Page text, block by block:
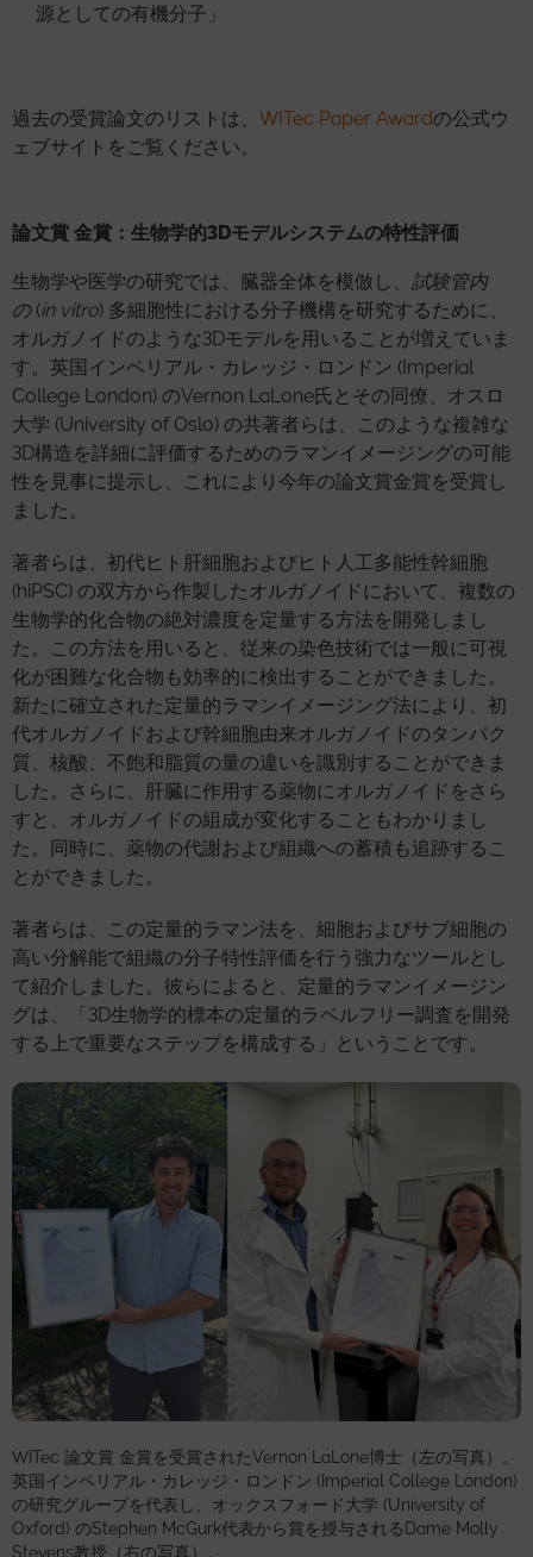
源としての有機分子」
過去の受賞論文のリストは、 WITec Paper Awardの公式ウ
ェブサイトをご覧ください。
論文賞 金賞：生物学的3Dモデルシステムの特性評価
生物学や医学の研究では、臓器全体を模倣し、 試験管内
の (in vitro) 多細胞性における分子機構を研究するために、
オルガノイドのような3Dモデルを用いることが増えていま
す。英国インペリアル・カレッジ・ロンドン (Imperial
College London) のVernon LaLone氏とその同僚、オスロ
大学 (University of Oslo) の共著者らは、このような複雑な
3D構造を詳細に評価するためのラマンイメージングの可能
性を見事に提示し、これにより今年の論文賞金賞を受賞し
ました。
著者らは、初代ヒト肝細胞およびヒト人工多能性幹細胞
(hiPSC) の双方から作製したオルガノイドにおいて、複数の
生物学的化合物の絶対濃度を定量する方法を開発しまし
た。この方法を用いると、従来の染色技術では一般に可視
化が困難な化合物も効率的に検出することができました。
新たに確立された定量的ラマンイメージング法により、初
代オルガノイドおよび幹細胞由来オルガノイドのタンパク
質、核酸、不飽和脂質の量の違いを識別することができま
した。さらに、肝臓に作用する薬物にオルガノイドをさら
すと、オルガノイドの組成が変化することもわかりまし
た。同時に、薬物の代謝および組織への蓄積も追跡するこ
とができました。
著者らは、この定量的ラマン法を、細胞およびサブ細胞の
高い分解能で組織の分子特性評価を行う強力なツールとし
て紹介しました。彼らによると、定量的ラマンイメージン
グは、「3D生物学的標本の定量的ラベルフリー調査を開発
する上で重要なステップを構成する」ということです。
WITec 論文賞 金賞を受賞されたVernon LaLone博士（左の写真）。
英国インペリアル・カレッジ・ロンドン (Imperial College London)
の研究グループを代表し、オックスフォード大学 (University of
Oxford) のStephen McGurk代表から賞を授与されるDame Molly
Stevens教授（右の写真）。